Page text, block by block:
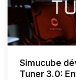
Simucube
Tuner 3.0: